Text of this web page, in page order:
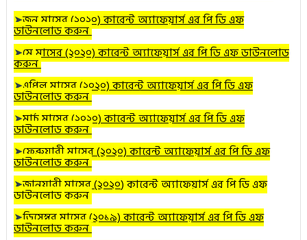
➤জুনমাসের (২০২০) কারেন্ট অ্যাফেয়ার্স এর পি ডি এফ
ডাউনলোড করুন
➤মেমাসের (২০২০) কারেন্ট অ্যাফেয়ার্স এর পি ডি এফ ডাউনলোড
করুন
➤এপ্রিলমাসের (২০২০) কারেন্ট অ্যাফেয়ার্স এর পি ডি এফ
ডাউনলোড করুন
➤মার্চমাসের (২০২০) কারেন্ট অ্যাফেয়ার্স এর পি ডি এফ
ডাউনলোড করুন
➤ফেব্রুয়ারীমাসের (২০২০) কারেন্ট অ্যাফেয়ার্স এর পি ডি এফ
ডাউনলোড করুন
➤জানুয়ারীমাসের (২০২০) কারেন্ট অ্যাফেয়ার্স এর পি ডি এফ
ডাউনলোড করুন
➤ডিসেম্বরমাসের (২০১৯) কারেন্ট অ্যাফেয়ার্স এর পি ডি এফ
ডাউনলোড করুন